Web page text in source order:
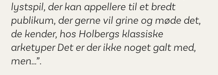
lystspil, der kan appellere til et bredt
publikum, der gerne vil grine og møde det,
de kender, hos Holbergs klassiske
arketyper Det er der ikke noget galt med,
men…”.